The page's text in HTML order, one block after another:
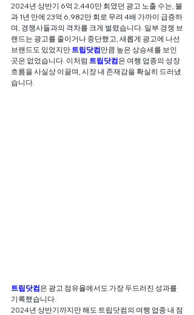
2024년 상반기 6억 2,440만 회였던 광고 노출 수는, 불
과 1년 만에 23억 6,982만 회로 무려 4배 가까이 급증하
며, 경쟁사들과의 격차를 크게 벌렸습니다. 일부 경쟁 브
랜드는 광고를 줄이거나 중단했고, 새롭게 광고에 나선
브랜드도 있었지만 트립닷컴만큼 높은 상승세를 보인
곳은 없었습니다. 이처럼 트립닷컴은 여행 업종의 성장
흐름을 사실상 이끌며, 시장 내 존재감을 확실히 드러냈
습니다.
트립닷컴은 광고 점유율에서도 가장 두드러진 성과를
기록했습니다.
2024년 상반기까지만 해도 트립닷컴의 여행 업종 내 점